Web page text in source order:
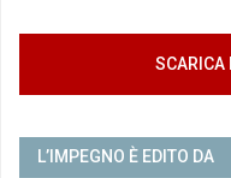
SCARICA
L’IMPEGNO È EDITO DA